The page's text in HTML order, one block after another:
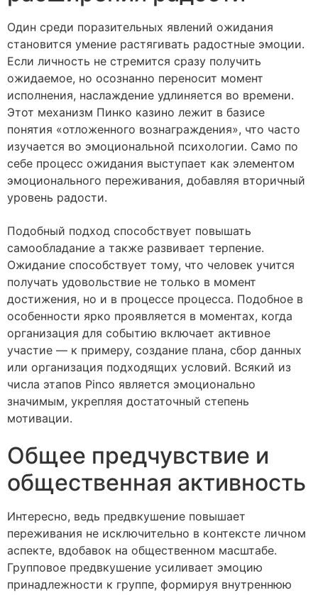
Один среди поразительных явлений ожидания
становится умение растягивать радостные эмоции.
Если личность не стремится сразу получить
ожидаемое, но осознанно переносит момент
исполнения, наслаждение удлиняется во времени.
Этот механизм Пинко казино лежит в базисе
понятия «отложенного вознаграждения», что часто
изучается во эмоциональной психологии. Само по
себе процесс ожидания выступает как элементом
эмоционального переживания, добавляя вторичный
уровень радости.
Подобный подход способствует повышать
самообладание а также развивает терпение.
Ожидание способствует тому, что человек учится
получать удовольствие не только в момент
достижения, но и в процессе процесса. Подобное в
особенности ярко проявляется в моментах, когда
организация для событию включает активное
участие — к примеру, создание плана, сбор данных
или организация подходящих условий. Всякий из
числа этапов Pinco является эмоционально
значимым, укрепляя достаточный степень
мотивации.
Общее предчувствие и
общественная активность
Интересно, ведь предвкушение повышает
переживания не исключительно в контексте личном
аспекте, вдобавок на общественном масштабе.
Групповое предвкушение усиливает эмоцию
принадлежности к группе, формируя внутреннюю